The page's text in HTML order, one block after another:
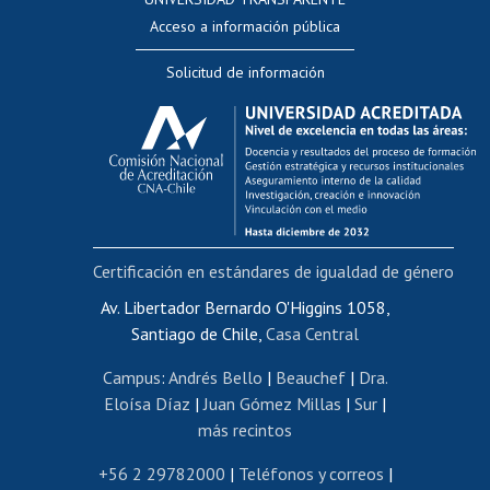
Evaluación docente
Calificación académica
Postulación al AUCAI
Funcionarias/os
Cursos internos de capacitación
Bienestar del personal
Portal de movilidad interna
Certificado de renta
Certificado de renta honorarios
Editar páginas blancas
Extranjeras/os
Revalidación y reconocimiento de títulos
Acceso a información pública
Solicitud de información
Av. Libertador Bernardo O'Higgins 1058,
Santiago de Chile, Casa Central
Campus: Andrés Bello | Beauchef| Dra.
Eloísa Díaz | Juan Gómez Millas | Sur |
más recintos
+56 2 29782000 | Teléfonos y correos |
Certificación en estándares de igualdad de género